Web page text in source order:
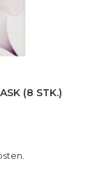
(8 STK.)